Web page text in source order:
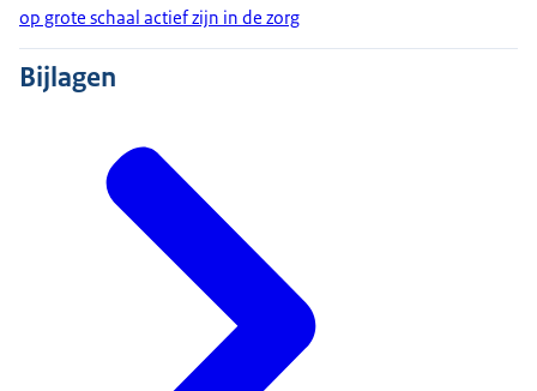
op grote schaal actief zijn in de zorg
Bijlagen